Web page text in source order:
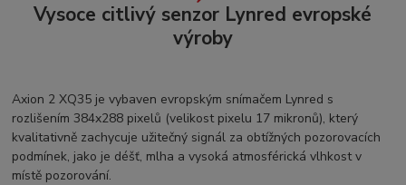
Vysoce citlivý senzor Lynred evropské
výroby
Axion 2 XQ35 je vybaven evropským snímačem Lynred s
rozlišením 384x288 pixelů (velikost pixelu 17 mikronů), který
kvalitativně zachycuje užitečný signál za obtížných pozorovacích
podmínek, jako je déšť, mlha a vysoká atmosférická vlhkost v
místě pozorování.